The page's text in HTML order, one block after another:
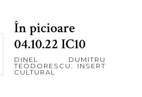
În picioare
04.10.22 IC10
DINEL DUMITRU
TEODORESCU , INSERT
CULTURAL